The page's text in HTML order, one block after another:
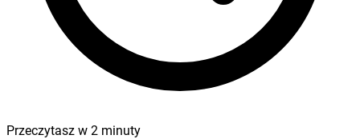
Przeczytasz w 2 minuty